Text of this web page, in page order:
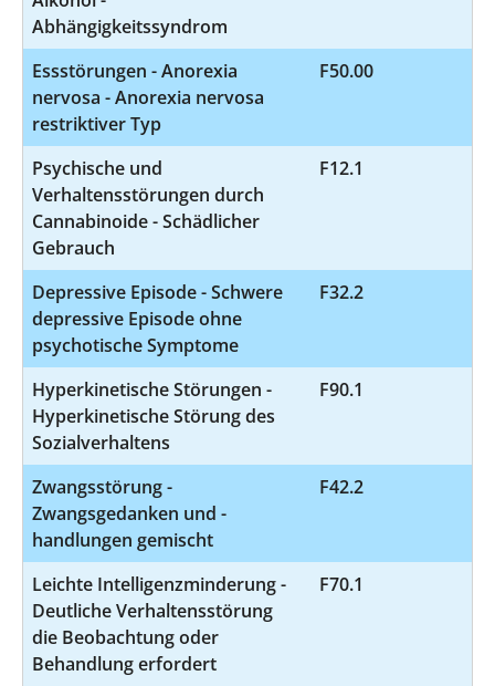
Abhängigkeitssyndrom
Essstörungen - Anorexia
nervosa - Anorexia nervosa
restriktiver Typ
F50.00
Psychische und
Verhaltensstörungen durch
Cannabinoide - Schädlicher
Gebrauch
F12.1
Depressive Episode - Schwere
depressive Episode ohne
psychotische Symptome
F32.2
Hyperkinetische Störungen -
Hyperkinetische Störung des
Sozialverhaltens
F90.1
Zwangsstörung -
Zwangsgedanken und -
handlungen gemischt
F42.2
Leichte Intelligenzminderung -
Deutliche Verhaltensstörung
die Beobachtung oder
Behandlung erfordert
F70.1